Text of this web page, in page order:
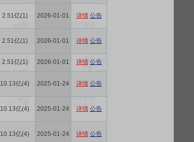
2.51亿(1) 2026-01-01 详情 公告
2.51亿(1) 2026-01-01 详情 公告
2.51亿(1) 2026-01-01 详情 公告
10.13亿(4) 2025-01-24 详情 公告
10.13亿(4) 2025-01-24 详情 公告
10.13亿(4) 2025-01-24 详情 公告